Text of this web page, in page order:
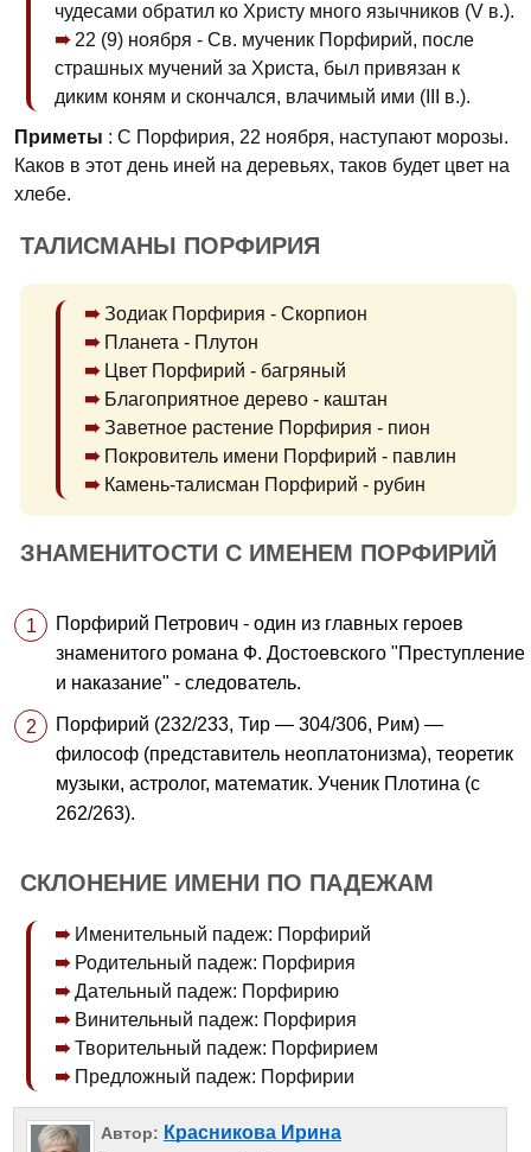
чудесами обратил ко Христу много язычников (V в.).
22 (9) ноября - Св. мученик Порфирий, после
страшных мучений за Христа, был привязан к
диким коням и скончался, влачимый ими (III в.).
Приметы : С Порфирия, 22 ноября, наступают морозы.
Каков в этот день иней на деревьях, таков будет цвет на
хлебе.
ТАЛИСМАНЫ ПОРФИРИЯ
Зодиак Порфирия - Скорпион
Планета - Плутон
Цвет Порфирий - багряный
Благоприятное дерево - каштан
Заветное растение Порфирия - пион
Покровитель имени Порфирий - павлин
Камень-талисман Порфирий - рубин
ЗНАМЕНИТОСТИ С ИМЕНЕМ ПОРФИРИЙ
Порфирий Петрович - один из главных героев
знаменитого романа Ф. Достоевского "Преступление
и наказание" - следователь.
Порфирий (232/233, Тир — 304/306, Рим) —
философ (представитель неоплатонизма), теоретик
музыки, астролог, математик. Ученик Плотина (с
262/263).
СКЛОНЕНИЕ ИМЕНИ ПО ПАДЕЖАМ
Именительный падеж: Порфирий
Родительный падеж: Порфирия
Дательный падеж: Порфирию
Винительный падеж: Порфирия
Творительный падеж: Порфирием
Предложный падеж: Порфирии
Автор: Красникова Ирина